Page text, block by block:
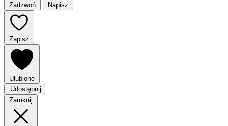
Zadzwoń Napisz
Zapisz
Ulubione
Udostępnij
Zamknij